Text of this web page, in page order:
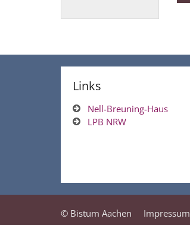
Links
Nell-Breuning-Haus
LPB NRW
© Bistum Aachen Impressum